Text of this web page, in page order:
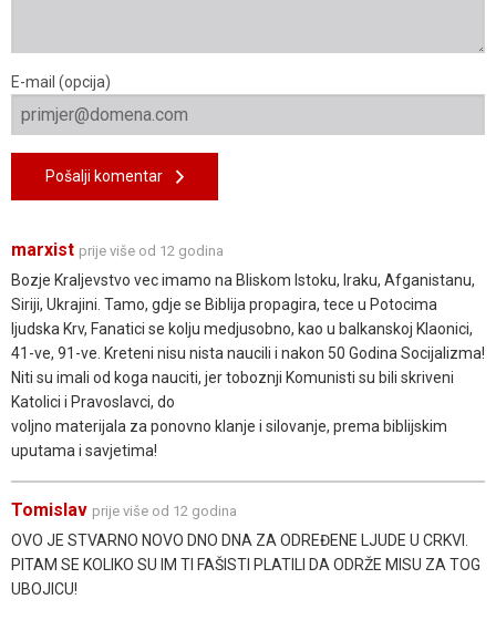
E-mail (opcija)
Pošalji komentar
marxist prije više od 12 godina
Bozje Kraljevstvo vec imamo na Bliskom Istoku, Iraku, Afganistanu,
Siriji, Ukrajini. Tamo, gdje se Biblija propagira, tece u Potocima
ljudska Krv, Fanatici se kolju medjusobno, kao u balkanskoj Klaonici,
41-ve, 91-ve. Kreteni nisu nista naucili i nakon 50 Godina Socijalizma!
Niti su imali od koga nauciti, jer toboznji Komunisti su bili skriveni
Katolici i Pravoslavci, do
voljno materijala za ponovno klanje i silovanje, prema biblijskim
uputama i savjetima!
Tomislav prije više od 12 godina
OVO JE STVARNO NOVO DNO DNA ZA ODREĐENE LJUDE U CRKVI.
PITAM SE KOLIKO SU IM TI FAŠISTI PLATILI DA ODRŽE MISU ZA TOG
UBOJICU!